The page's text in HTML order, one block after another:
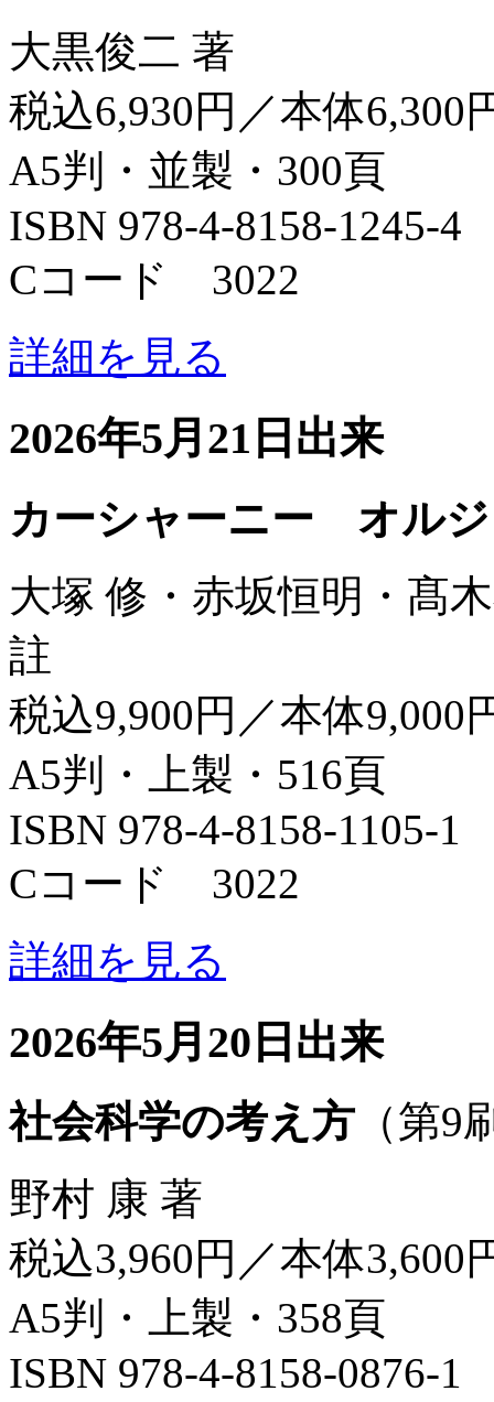
大黒俊二 著
税込6,930円／本体6,300
A5判・並製・300頁
ISBN 978-4-8158-1245-4
Cコード 3022
詳細を見る
2026年5月21日出来
カーシャーニー オル
大塚 修・赤坂恒明・髙
註
税込9,900円／本体9,000
A5判・上製・516頁
ISBN 978-4-8158-1105-1
Cコード 3022
詳細を見る
2026年5月20日出来
社会科学の考え方 （第9
野村 康 著
税込3,960円／本体3,600
A5判・上製・358頁
ISBN 978-4-8158-0876-1